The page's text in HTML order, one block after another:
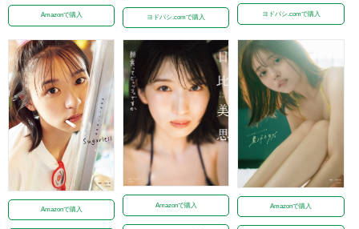
Amazonで購入 ヨドバシ.comで購入
ヨドバシ.comで購入
Amazonで購入
Amazonで購入 Amazonで購入